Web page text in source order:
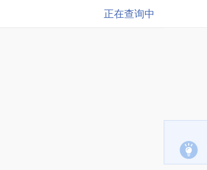
正在查询中